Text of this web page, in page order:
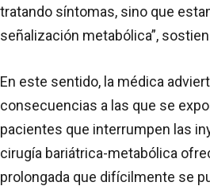
tratando síntomas, sino que
señalización metabólica”,
En este sentido, la médica
consecuencias a las que se
pacientes que interrumpen las
cirugía bariátrica-metabólica
prolongada que difícilmente se